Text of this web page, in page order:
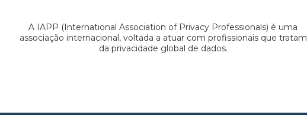
A IAPP (International Association of Privacy Professionals) é uma
associação internacional, voltada a atuar com profissionais que tratam
da privacidade global de dados.